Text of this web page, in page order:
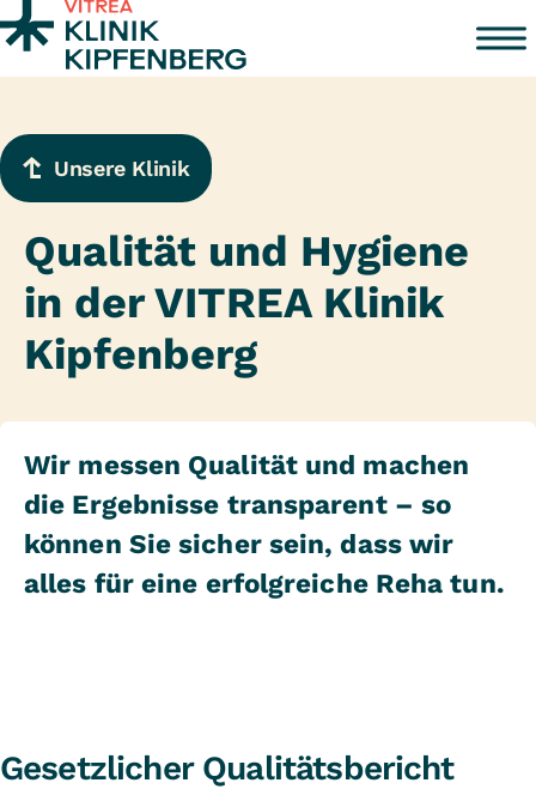
Zum Inhalt springen
Unsere Klinik
Qualität und Hygiene
in der VITREA Klinik
Kipfenberg
Wir messen Qualität und machen
die Ergebnisse transparent – so
können Sie sicher sein, dass wir
alles für eine erfolgreiche Reha tun.
Gesetzlicher Qualitätsbericht